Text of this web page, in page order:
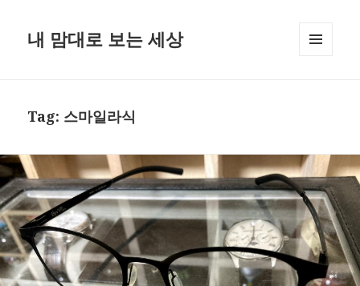
내 맘대로 보는 세상
Tag: 스마일라식